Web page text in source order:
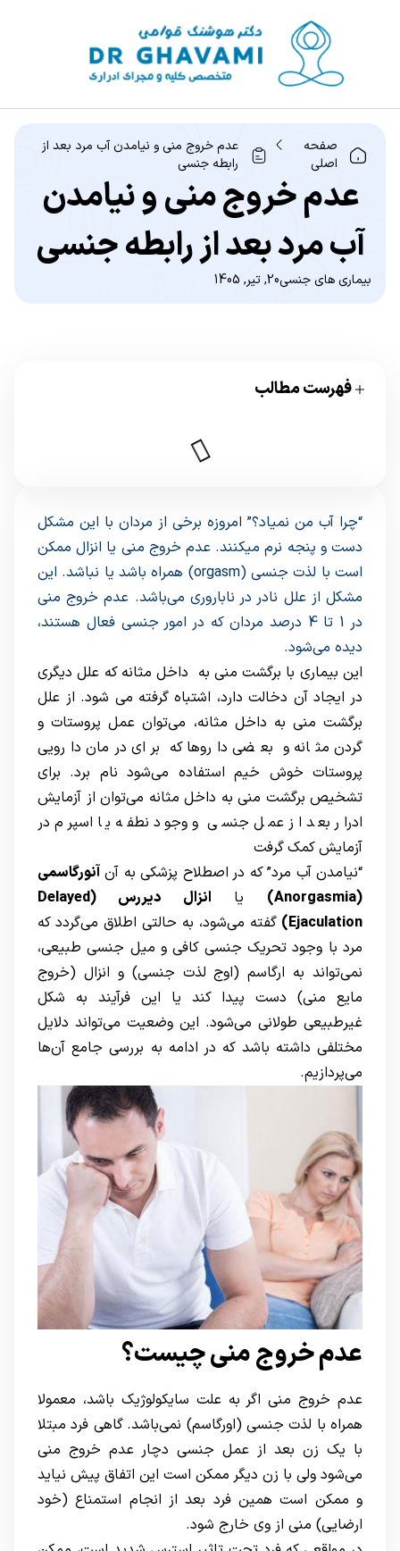
صفحه
اصلی
عدم خروج منی و نیامدن آب مرد بعد از
رابطه جنسی
عدم خروج منی و نیامدن
آب مرد بعد از رابطه جنسی
بیماری های جنسی20, تیر, 1405
فهرست مطالب
“چرا آب من نمیاد؟” امروزه برخی از مردان با این مشکل
دست و پنجه نرم میکنند. عدم خروج منی یا انزال ممکن
است با لذت جنسی (orgasm) همراه باشد یا نباشد. این
مشکل از علل نادر در ناباروری می‌‌باشد. عدم خروج منی
در 1 تا 4 درصد مردان که در امور جنسی فعال هستند،
دیده می‌شود.
این بیماری با برگشت منی به داخل مثانه که علل دیگری
در ایجاد آن دخالت دارد، اشتباه گرفته می شود. از علل
برگشت منی به داخل مثانه، می‌توان عمل پروستات و
گردن مثانه و بعضی داروها که برای درمان دارویی
پروستات خوش خیم استفاده می‌شود نام برد. برای
تشخیص برگشت منی به داخل مثانه می‌توان از آزمایش
ادرار بعد از عمل جنسی و وجود نطفه یا اسپرم در
آزمایش کمک گرفت
“نیامدن آب مرد” که در اصطلاح پزشکی به آن آنورگاسمی
(Anorgasmia)
یا
انزال دیررس (Delayed
Ejaculation) گفته می‌شود، به حالتی اطلاق می‌گردد که
مرد با وجود تحریک جنسی کافی و میل جنسی طبیعی،
نمی‌تواند به ارگاسم (اوج لذت جنسی) و انزال (خروج
مایع منی) دست پیدا کند یا این فرآیند به شکل
غیرطبیعی طولانی می‌شود. این وضعیت می‌تواند دلایل
مختلفی داشته باشد که در ادامه به بررسی جامع آن‌ها
می‌پردازیم.
عدم خروج منی چیست؟
عدم خروج منی اگر به علت سایکولوژیک باشد، معمولا
همراه با لذت جنسی (اورگاسم) نمی‌باشد. گاهی فرد مبتلا
با یک زن بعد از عمل جنسی دچار عدم خروج منی
می‌شود ولی با زن دیگر ممکن است این اتفاق پیش نیاید
و ممکن است همین فرد بعد از انجام استمناع (خود
ارضایی) منی از وی خارج شود.